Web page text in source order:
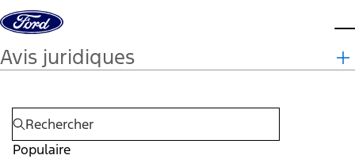
Aller au contenu
Avis juridiques
Populaire